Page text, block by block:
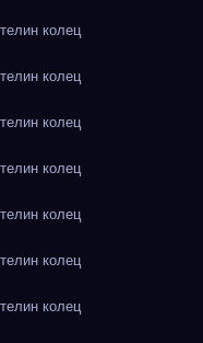
колец
колец
колец
колец
колец
колец
колец